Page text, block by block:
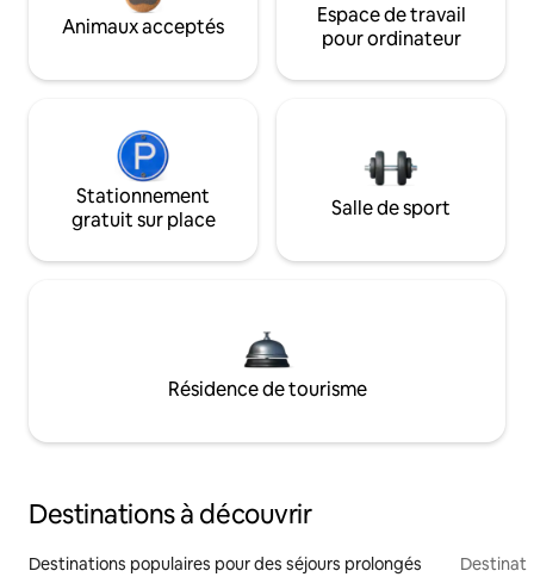
Animaux acceptés
Espace de travail
pour ordinateur
Stationnement
gratuit sur place
Salle de sport
Résidence de tourisme
Destinations à découvrir
Destinations populaires pour des séjours prolongés